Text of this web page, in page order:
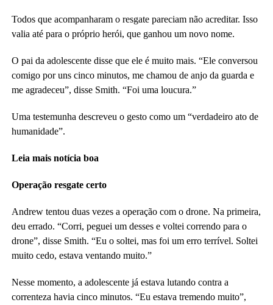
Todos que acompanharam o resgate pareciam não acreditar. Isso
valia até para o próprio herói, que ganhou um novo nome.
O pai da adolescente disse que ele é muito mais. “Ele conversou
comigo por uns cinco minutos, me chamou de anjo da guarda e
me agradeceu”, disse Smith. “Foi uma loucura.”
Uma testemunha descreveu o gesto como um “verdadeiro ato de
humanidade”.
Leia mais notícia boa
Operação resgate certo
Andrew tentou duas vezes a operação com o drone. Na primeira,
deu errado. “Corri, peguei um desses e voltei correndo para o
drone”, disse Smith. “Eu o soltei, mas foi um erro terrível. Soltei
muito cedo, estava ventando muito.”
Nesse momento, a adolescente já estava lutando contra a
correnteza havia cinco minutos. “Eu estava tremendo muito”,